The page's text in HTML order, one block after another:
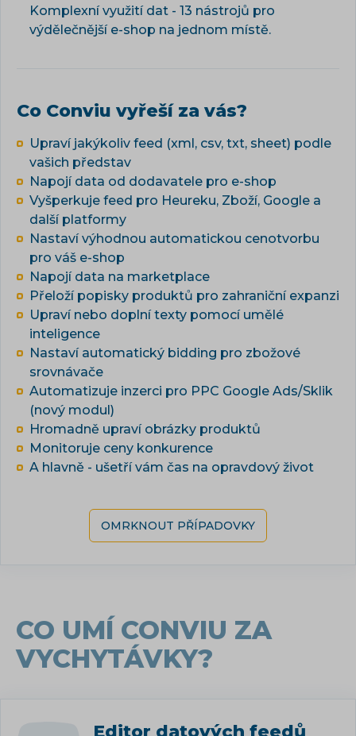
Komplexní využití dat - 13 nástrojů pro
výdělečnější e-shop na jednom místě.
Co Conviu vyřeší za vás?
Upraví jakýkoliv feed (xml, csv, txt, sheet) podle
vašich představ
Napojí data od dodavatele pro e-shop
Vyšperkuje feed pro Heureku, Zboží, Google a
další platformy
Nastaví výhodnou automatickou cenotvorbu
pro váš e-shop
Napojí data na marketplace
Přeloží popisky produktů pro zahraniční expanzi
Upraví nebo doplní texty pomocí umělé
inteligence
Nastaví automatický bidding pro zbožové
srovnávače
Automatizuje inzerci pro PPC Google Ads/Sklik
(nový modul)
Hromadně upraví obrázky produktů
Monitoruje ceny konkurence
A hlavně - ušetří vám čas na opravdový život
OMRKNOUT PŘÍPADOVKY
CO UMÍ CONVIU ZA
VYCHYTÁVKY?
Editor datových feedů